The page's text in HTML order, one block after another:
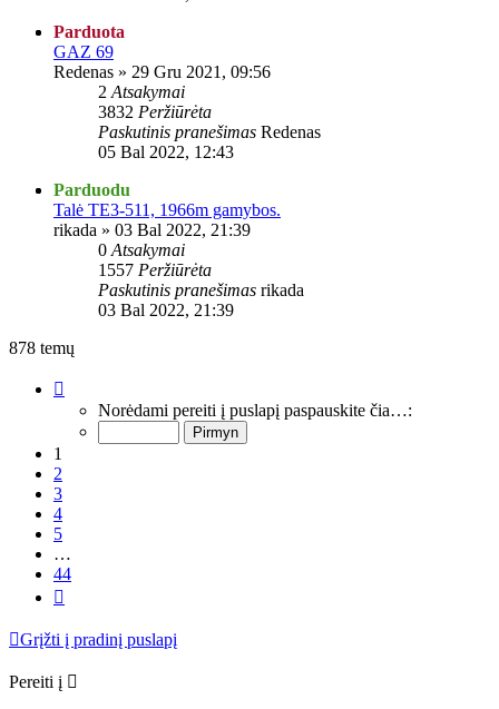
Parduota
GAZ 69
Redenas » 29 Gru 2021, 09:56
2 Atsakymai
3832 Peržiūrėta
Paskutinis pranešimas Redenas
05 Bal 2022, 12:43
Parduodu
Talė TE3-511, 1966m gamybos.
rikada » 03 Bal 2022, 21:39
0 Atsakymai
1557 Peržiūrėta
Paskutinis pranešimas rikada
03 Bal 2022, 21:39
878 temų
Norėdami pereiti į puslapį paspauskite čia…:
1
2
3
4
5
…
44
Grįžti į pradinį puslapį
Pereiti į